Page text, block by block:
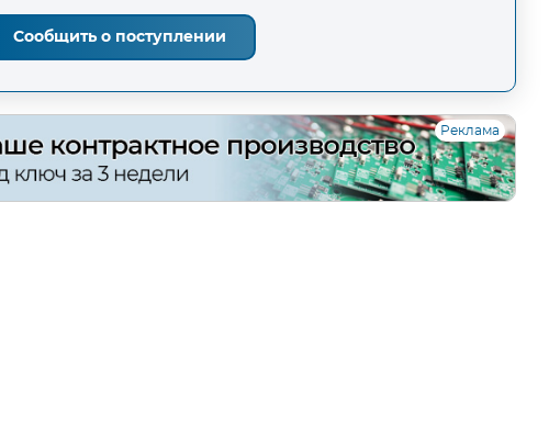
Сообщить о поступлении
Реклама